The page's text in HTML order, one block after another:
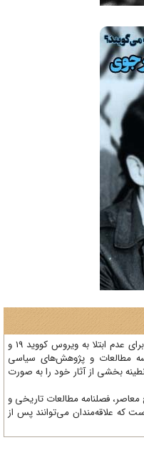
با توجه به نیاز به تداوم مراقبت‌های بهداشتی برای عدم ابتلا به ویروس کووید 19 و
و پژوهش‌های سیاسی
بخشی از آثار خود را به صورت
فصلنامه‌ مطالعات تاریخی و
علاقه‌مندان می‌توانند پس از